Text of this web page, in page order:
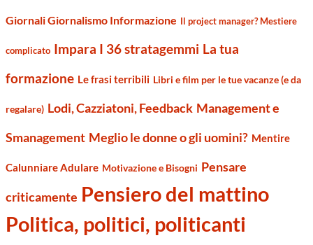
Giornali Giornalismo Informazione Il project manager? Mestiere
complicato Impara I 36 stratagemmi La tua
formazione Le frasi terribili Libri e film per le tue vacanze (e da
regalare) Lodi, Cazziatoni, Feedback Management e
Smanagement Meglio le donne o gli uomini? Mentire
Calunniare Adulare Motivazione e Bisogni Pensare
criticamente Pensiero del mattino
Politica, politici, politicanti